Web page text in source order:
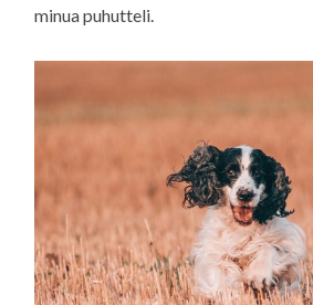
minua puhutteli.